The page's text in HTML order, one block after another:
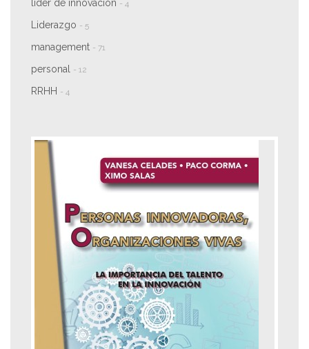
líder de innovación - 4
Liderazgo - 5
management - 71
personal - 12
RRHH - 4